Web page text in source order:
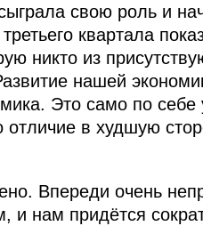
свою роль и
квартала
никто из
нашей
Это само по себе
в худшую
Впереди очень
нам придётся